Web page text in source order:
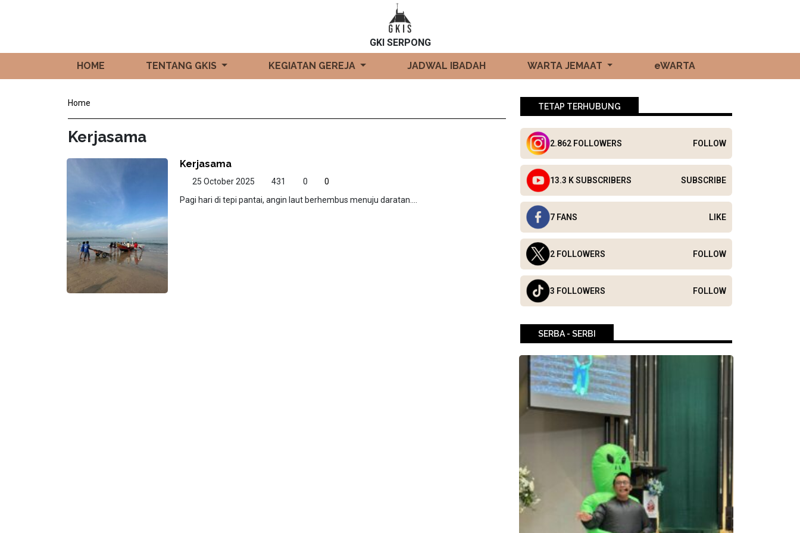
GKI SERPONG
HOME TENTANG GKIS KEGIATAN GEREJA JADWAL IBADAH WARTA JEMAAT eWARTA
Home
Kerjasama
Kerjasama
25 October 2025 431 0
0
Pagi hari di tepi pantai, angin laut berhembus menuju daratan....
TETAP TERHUBUNG
2.862 FOLLOWERS FOLLOW
13.3 K SUBSCRIBERS SUBSCRIBE
7 FANS LIKE
2 FOLLOWERS FOLLOW
3 FOLLOWERS FOLLOW
SERBA - SERBI